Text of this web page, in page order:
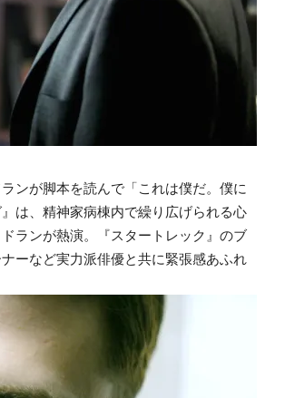
ンが脚本を読んで「これは僕だ。僕に
は、精神家病棟内で繰り広げられる心
ランが熱演。『スタートレック』のブ
ーなど実力派俳優と共に緊張感あふれ